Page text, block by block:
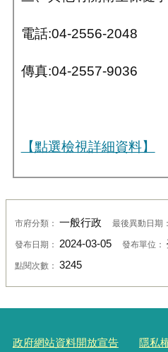
電話:04-2556-2048
傳真:04-2557-9036
【點選檢視詳細資料】
市府分類： 一般行政 最後異動日期
發布日期： 2024-03-05 發布單位：
點閱次數： 3245
政府網站資料開放宣告 隱私